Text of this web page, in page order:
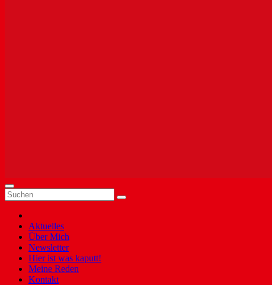
Aktuelles
Über Mich
Newsletter
Hier ist was kaputt!
Meine Reden
Kontakt